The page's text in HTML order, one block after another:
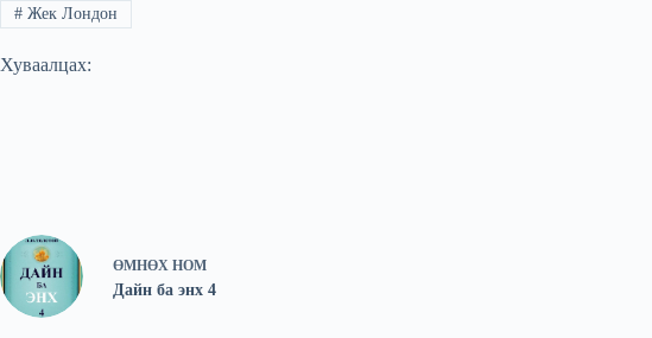
#Жек Лондон
Хуваалцах:
ӨМНӨХ НОМ
Дайн ба энх 4